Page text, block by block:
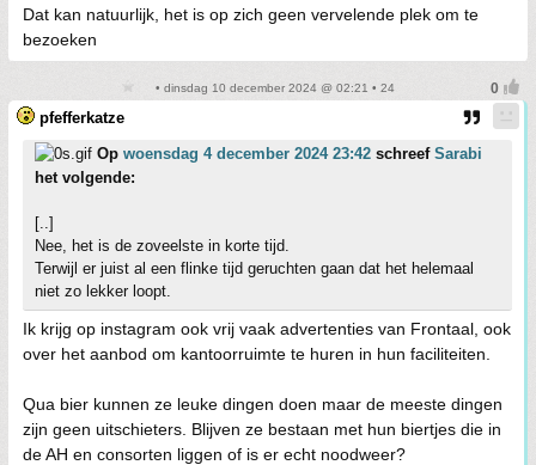
Dat kan natuurlijk, het is op zich geen vervelende plek om te
bezoeken
• dinsdag 10 december 2024 @ 02:21 • 24
pfefferkatze
Op woensdag 4 december 2024 23:42 schreef Sarabi
het volgende:
[..]
Nee, het is de zoveelste in korte tijd.
Terwijl er juist al een flinke tijd geruchten gaan dat het helemaal
niet zo lekker loopt.
Ik krijg op instagram ook vrij vaak advertenties van Frontaal, ook
over het aanbod om kantoorruimte te huren in hun faciliteiten.
Qua bier kunnen ze leuke dingen doen maar de meeste dingen
zijn geen uitschieters. Blijven ze bestaan met hun biertjes die in
de AH en consorten liggen of is er echt noodweer?